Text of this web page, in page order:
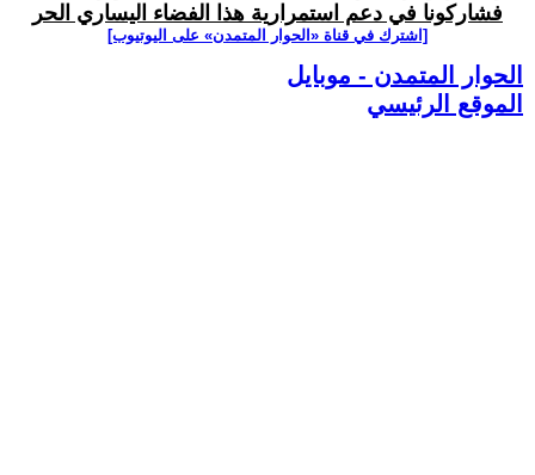
فشاركونا في دعم استمرارية هذا الفضاء اليساري الحر
[اشترك في قناة ‫«الحوار المتمدن» على اليوتيوب]
الحوار المتمدن - موبايل
الموقع الرئيسي